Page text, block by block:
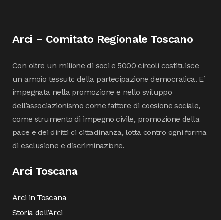
Arci – Comitato Regionale Toscano
Con oltre un milione di soci e 5000 circoli costituisce
un ampio tessuto della partecipazione democratica. E’
impegnata nella promozione e nello sviluppo
dell’associazionismo come fattore di coesione sociale,
come strumento di impegno civile, promozione della
pace e dei diritti di cittadinanza, lotta contro ogni forma
di esclusione e discriminazione.
Arci Toscana
Arci in Toscana
Storia dell’Arci